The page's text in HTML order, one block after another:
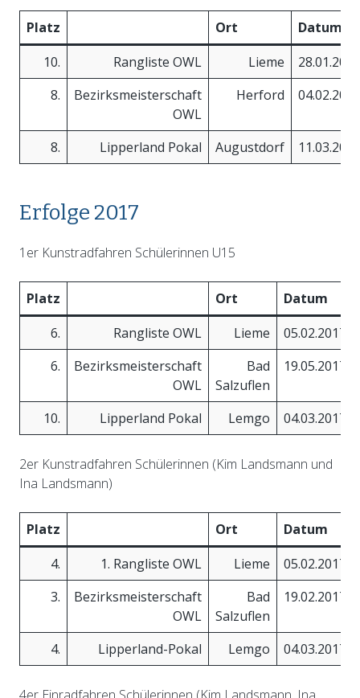
Platz Ort
Datum
10.
Rangliste OWL Lieme
28.01.2018
8.
Bezirksmeisterschaft
OWL
Herford 04.02.2018
8. Lipperland Pokal Augustdorf 11.03.2018
Erfolge 2017
1er Kunstradfahren Schülerinnen U15
Platz Ort
Datum
6.
Rangliste OWL Lieme
05.02.2017
6.
Bezirksmeisterschaft
OWL
Bad
Salzuflen
19.05.2017
10. Lipperland Pokal Lemgo 04.03.2017
2er Kunstradfahren Schülerinnen (Kim Landsmann und
Ina Landsmann)
Platz Ort
Datum
4.
1. Rangliste OWL Lieme
05.02.2017
3.
Bezirksmeisterschaft
OWL
Bad
Salzuflen
19.02.2017
4. Lipperland-Pokal Lemgo 04.03.2017